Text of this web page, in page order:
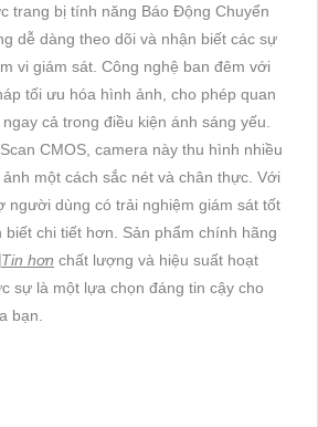
trang bị tính năng Báo Động Chuyển
dễ dàng theo dõi và nhận biết các sự
vi giám sát. Công nghệ ban đêm với
tối ưu hóa hình ảnh, cho phép quan
cả trong điều kiện ánh sáng yếu.
CMOS, camera này thu hình nhiều
một cách sắc nét và chân thực. Với
người dùng có trải nghiệm giám sát tốt
biết chi tiết hơn. Sản phẩm chính hãng
Tin hơn chất lượng và hiệu suất hoạt
sự là một lựa chọn đáng tin cậy cho
bạn.